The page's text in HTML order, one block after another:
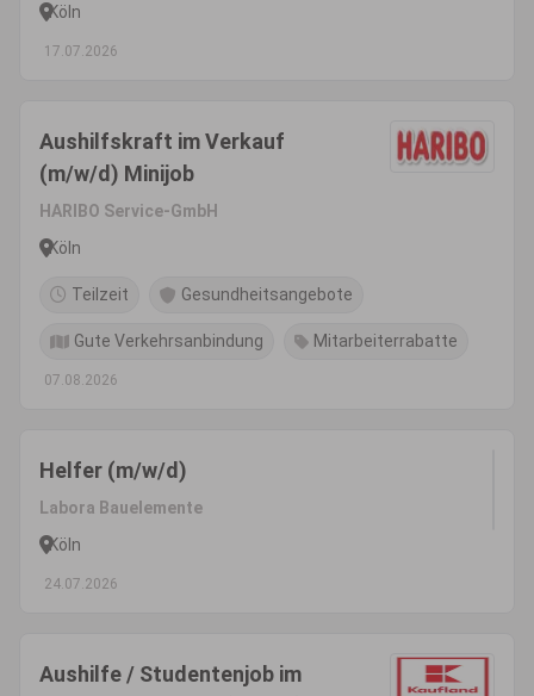
Köln
17.07.2026
Aushilfskraft im Verkauf
(m/w/d) Minijob
HARIBO Service-GmbH
Köln
Teilzeit Gesundheitsangebote
Gute Verkehrsanbindung Mitarbeiterrabatte
07.08.2026
Helfer (m/w/d)
Labora Bauelemente
Köln
24.07.2026
Aushilfe / Studentenjob im